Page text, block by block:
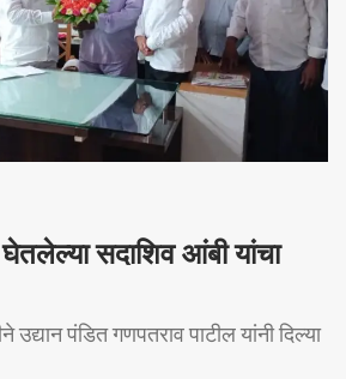
घेतलेल्या सदाशिव आंबी यांचा
उद्यान पंडित गणपतराव पाटील यांनी दिल्या